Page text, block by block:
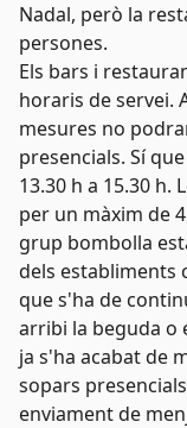
Nadal, però la
persones.
Els bars i
horaris de servei.
mesures no
presencials. Sí
13.30 h a 15.30 h.
per un màxim de
grup bombolla
dels establiments
que s'ha de
arribi la beguda o
ja s'ha acabat de
sopars
enviament de